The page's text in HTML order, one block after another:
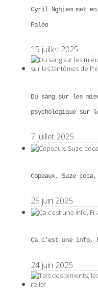
Cyril Nghiem met
Paléo
15 juillet 2025
Du sang sur les
psychologique sur
7 juillet 2025
Copeaux, Suze
25 juin 2025
Ça c’est une info,
24 juin 2025